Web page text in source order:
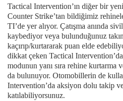
Tactical Intervention’ın diğer bir
Counter Strike’tan bildiğimiz
TI’de yer alıyor. Çatışma anında
kaybediyor veya bulunduğunuz
kaçırıp/kurtararak puan elde
dikkat çeken Tactical
modunun yanı sıra rehine
da bulunuyor. Otomobillerin de
Intervention’da aksiyon dolu takip
katılabiliyorsunuz.